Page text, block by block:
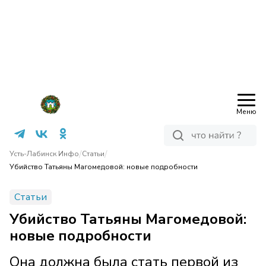
Меню
Усть-Лабинск Инфо/Статьи/
Убийство Татьяны Магомедовой: новые подробности
Статьи
Убийство Татьяны Магомедовой:
новые подробности
Она должна была стать первой из